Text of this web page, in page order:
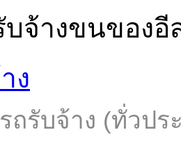
บจ้างขนของ
ง
รถรับจ้าง (ทั่วปร